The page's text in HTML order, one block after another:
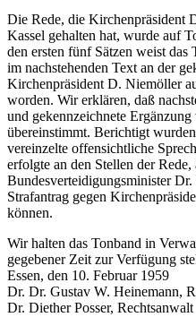
Die Rede, die Kirchenpräsident
Kassel gehalten hat, wurde auf
den ersten fünf Sätzen weist
im nachstehenden Text an der
Kirchenpräsident D. Niemöller
worden. Wir erklären, daß
und gekennzeichnete
übereinstimmt. Berichtigt
vereinzelte offensichtliche
erfolgte an den Stellen der
Bundesverteidigungsminister
Strafantrag gegen
können.
Wir halten das Tonband in
gegebener Zeit zur Verfügung
Essen, den 10. Februar 1959
Dr. Dr. Gustav W. Heinemann,
Dr. Diether Posser, Rechtsanwalt